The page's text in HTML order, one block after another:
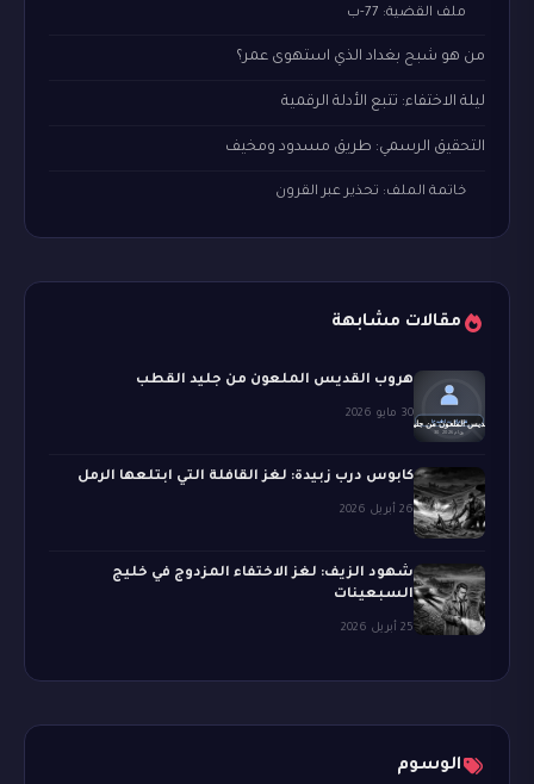
ملف القضية: 77-ب
من هو شبح بغداد الذي استهوى عمر؟
ليلة الاختفاء: تتبع الأدلة الرقمية
التحقيق الرسمي: طريق مسدود ومخيف
خاتمة الملف: تحذير عبر القرون
مقالات مشابهة
هروب القديس الملعون من جليد القطب
30 مايو 2026
كابوس درب زبيدة: لغز القافلة التي ابتلعها الرمل
26 أبريل 2026
شهود الزيف: لغز الاختفاء المزدوج في خليج
السبعينات
25 أبريل 2026
الوسوم